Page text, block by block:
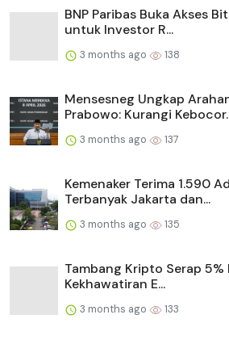
BNP Paribas Buka Akses
untuk Investor R...
3 months ago 138
Mensesneg Ungkap
Prabowo: Kurangi
3 months ago 137
Kemenaker Terima 1.590
Terbanyak Jakarta dan...
3 months ago 135
Tambang Kripto Serap
Kekhawatiran E...
3 months ago 133